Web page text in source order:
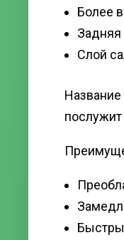
Более
Задняя
Слой